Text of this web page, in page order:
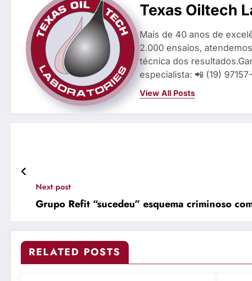
Texas Oiltech
Mais de 40 anos de
2.000 ensaios,
técnica dos
especialista: 📲 (19)
View All Posts
Next post
Grupo Refit “sucedeu” esquema criminoso
RELATED POSTS